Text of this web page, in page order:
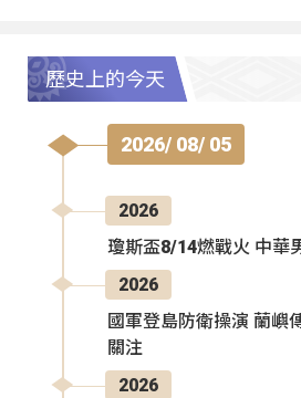
歷史上的今天
2026/ 08/ 05
2026
瓊斯盃8/14燃戰火 中華
2026
國軍登島防衛操演 蘭嶼
關注
2026